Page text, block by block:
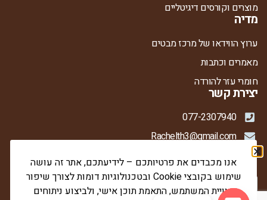
מוצרים וקורסים דיגיטליים
מדיה
ערוץ הווידאו של מרכז מבטים
מאמרים וכתבות
חומרי עזר להורדה
יצירת קשר
077-2307940
Rachelth3@gmail.com
אנו מכבדים את פרטיותכם – לידיעתכם, אתר זה עושה
שימוש בקובצי Cookie ובטכנולוגיות דומות לצורך שיפור
חוויית המשתמש, התאמת תוכן אישי, ולביצוע ניתוחים